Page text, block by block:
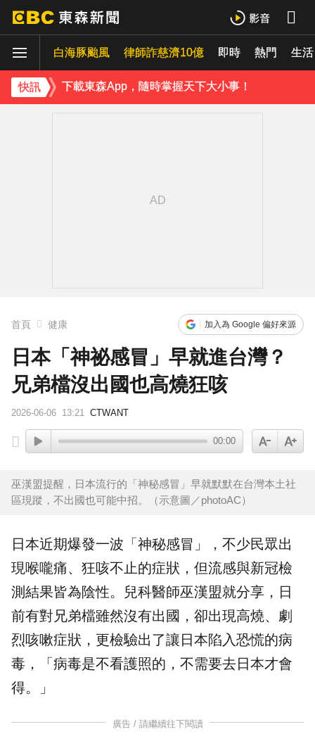
白海豚颱風 律師詐慈濟10億 即時 熱門 生活
快訊
下載東森App，隨時掌握天下大小事！
《理財達人秀》X 安聯投信免費講座報名中！搶先卡位 2027
下載東森App，隨時掌握天下大小事！
首頁 健康 加入為 Google 偏好來源
日本「神祕感冒」早就進台灣？
兄弟檔沒出國也高燒狂咳
2026-06-06 13:21 CTWANT
00:00
巫漢盟提醒，日本流行的「神秘感冒」早就默默在台灣本土社
區現蹤，不出國也可能中招。（示意圖／photoAC）
日本近期爆發一波「神秘感冒 」，不少民眾出
現喉嚨痛、狂咳不止的症狀，但流感與新冠檢
測結果皆為陰性。兒科醫師巫漢盟就分享，日
前有對兄弟檔雖然沒有出國 ，卻出現高燒、劇
烈咳嗽症狀，更檢驗出了讓日本陷入恐慌的病
毒，「病毒是不看護照的，不需要去日本才會
得。」
廣告 / 請繼續往下閱讀